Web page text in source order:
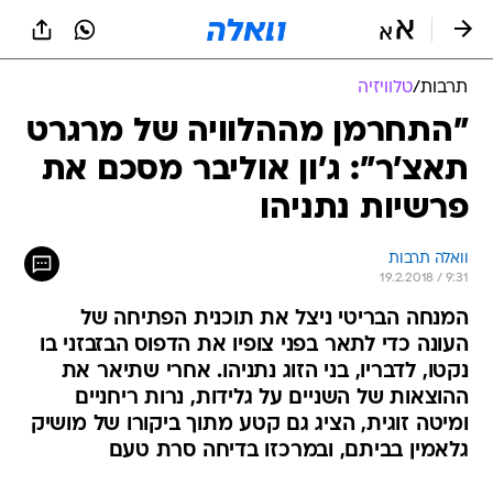
תרבות/טלוויזיה
"התחרמן מההלוויה של מרגרט
תאצ'ר": ג'ון אוליבר מסכם את
פרשיות נתניהו
וואלה תרבות
19.2.2018 / 9:31
המנחה הבריטי ניצל את תוכנית הפתיחה של
העונה כדי לתאר בפני צופיו את הדפוס הבזבזני בו
נקטו, לדבריו, בני הזוג נתניהו. אחרי שתיאר את
ההוצאות של השניים על גלידות, נרות ריחניים
ומיטה זוגית, הציג גם קטע מתוך ביקורו של מושיק
גלאמין בביתם, ובמרכזו בדיחה סרת טעם